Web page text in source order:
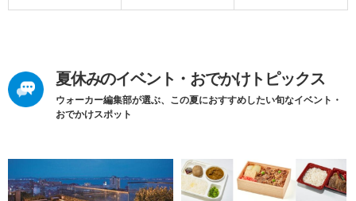
夏休みのイベント・おでかけトピックス
ウォーカー編集部が選ぶ、この夏におすすめしたい旬なイベント・
おでかけスポット